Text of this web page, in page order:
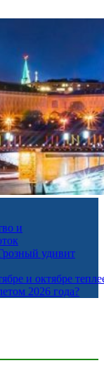
и
удивит
и октябре
2026 года?